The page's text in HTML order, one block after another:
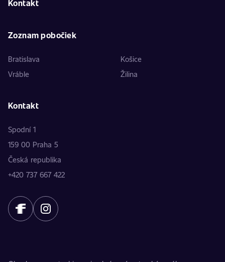
Kontakt
Zoznam pobočiek
Bratislava
Košice
Vráble
Žilina
Kontakt
Spodní 1
159 00 Praha 5
Česká republika
+420 737 667 422